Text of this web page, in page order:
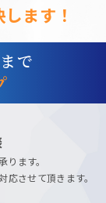
ます！
で
ります。
応させて頂きます。